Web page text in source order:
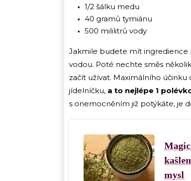
1/2 šálku medu
40 gramů tymiánu
500 mililitrů vody
Jakmile budete mít ingredience
vodou. Poté nechte směs
začít užívat. Maximálního
jídelníčku, a to nejlépe 1
s onemocněním již potýkáte, je
mysl